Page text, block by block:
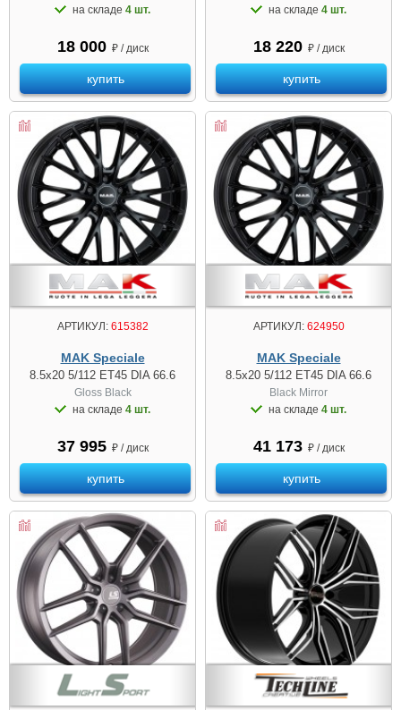
на складе 4 шт.
18 000 ₽ / диск
купить
на складе 4 шт.
18 220 ₽ / диск
купить
АРТИКУЛ:615382
MAK Speciale
8.5x20 5/112 ET45 DIA 66.6
Gloss Black
на складе 4 шт.
37 995 ₽ / диск
купить
АРТИКУЛ:624950
MAK Speciale
8.5x20 5/112 ET45 DIA 66.6
Black Mirror
на складе 4 шт.
41 173 ₽ / диск
купить